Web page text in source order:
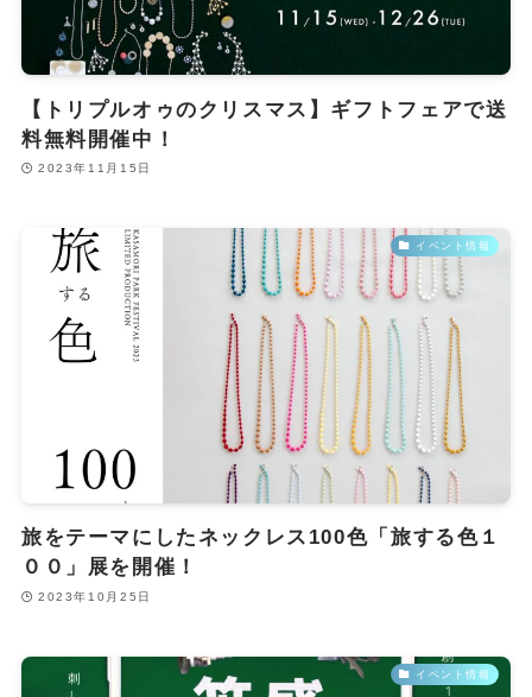
【トリプルオゥのクリスマス】ギフトフェアで送
料無料開催中！
2023年11月15日
イベント情報
旅をテーマにしたネックレス100色「旅する色１
００」展を開催！
2023年10月25日
イベント情報